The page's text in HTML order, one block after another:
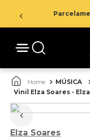
MÚSICA
Vinil Elza Soares -
Elza Soares